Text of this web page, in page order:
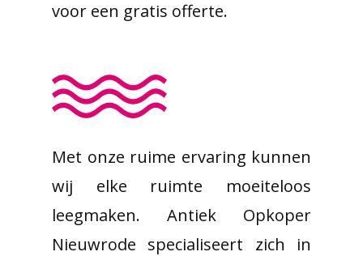
voor een gratis offerte.
Met onze ruime ervaring kunnen
wij elke ruimte moeiteloos
leegmaken. Antiek Opkoper
Nieuwrode specialiseert zich in